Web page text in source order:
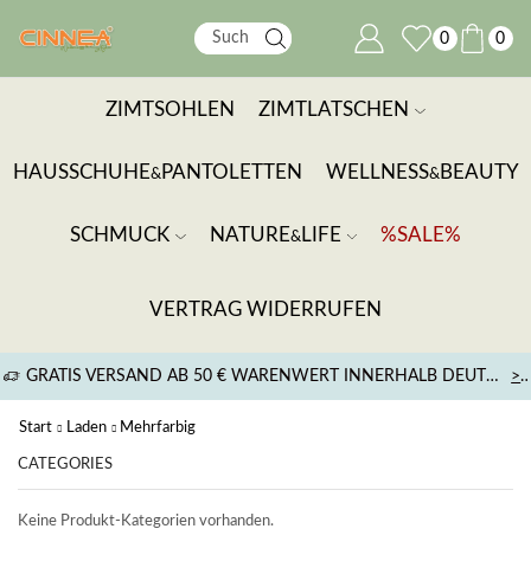
0 0
ZIMTSOHLEN ZIMTLATSCHEN
HAUSSCHUHE& PANTOLETTEN WELLNESS& BEAUTY
SCHMUCK NATURE& LIFE %SALE%
VERTRAG WIDERRUFEN
GRATIS VERSAND AB 50 € WARENWERT INNERHALB DEUTSCHLANDS
Start Laden Mehrfarbig
CATEGORIES
Keine Produkt-Kategorien vorhanden.